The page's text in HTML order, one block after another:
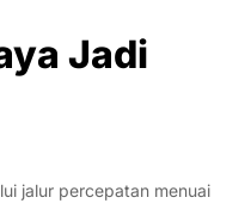
Jadi
jalur percepatan menuai